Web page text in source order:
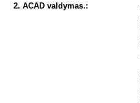
2. ACAD valdymas.: